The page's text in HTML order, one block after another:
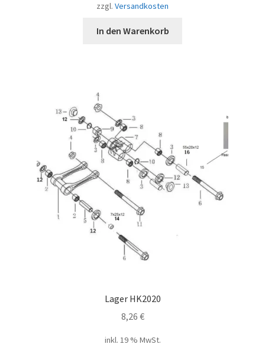
zzgl. Versandkosten
In den Warenkorb
Lager HK2020
8,26 €
inkl. 19 % MwSt.